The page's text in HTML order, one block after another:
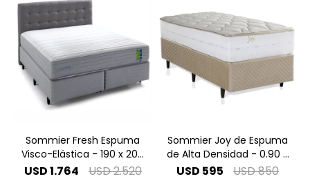
Sommier Fresh Espuma
Visco-Elástica - 190 x 200
King Especial
USD1.764 USD2.520
Sommier Joy de Espuma
de Alta Densidad - 0.90 x
1.90 1 Plaza
USD 595 USD850